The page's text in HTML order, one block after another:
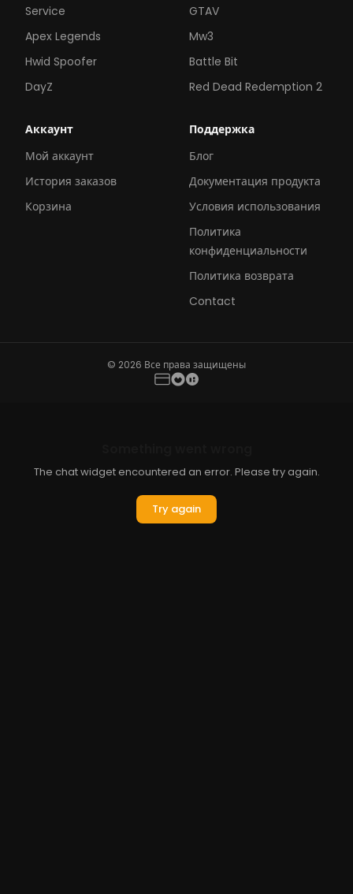
Service
Apex Legends
Hwid Spoofer
DayZ
GTAV
Mw3
Battle Bit
Red Dead Redemption 2
Аккаунт
Мой аккаунт
История заказов
Корзина
Поддержка
Блог
Документация продукта
Условия использования
Политика
конфиденциальности
Политика возврата
Contact
© 2026 Все права защищены